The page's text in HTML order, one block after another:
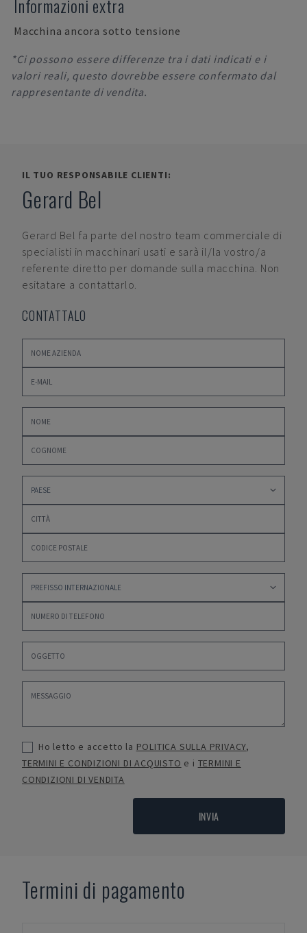
Informazioni extra
Macchina ancora sotto tensione
*Ci possono essere differenze tra i dati indicati e i
valori reali, questo dovrebbe essere confermato dal
rappresentante di vendita.
IL TUO RESPONSABILE CLIENTI:
Gerard Bel
Gerard Bel fa parte del nostro team commerciale di
specialisti in macchinari usati e sarà il/la vostro/a
referente diretto per domande sulla macchina. Non
esitatare a contattarlo.
CONTATTALO
Ho letto e accetto la POLITICA SULLA PRIVACY,
TERMINI E CONDIZIONI DI ACQUISTO e i TERMINI E
CONDIZIONI DI VENDITA
INVIA
Termini di pagamento